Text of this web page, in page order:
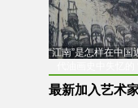
“江南”是怎样在中国
最新加入艺术